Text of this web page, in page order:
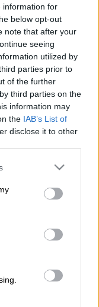
information for
below opt-out
note that after your
seeing
utilized by
parties prior to
of the further
third parties on the
information may
the IAB’s List of
disclose it to other
or more Google
You may click to
party tags to
in below Google
ΜΠΟΛΑΡΗ)
Google
μολότοφ
τα
Αστυνομικό
της
οδό Κώστα
από την
4
και τα
αντέδρασε